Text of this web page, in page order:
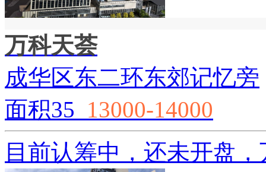
万科天荟
成华区东二环东郊记忆旁
面积35 13000-14000
目前认筹中，还未开盘，